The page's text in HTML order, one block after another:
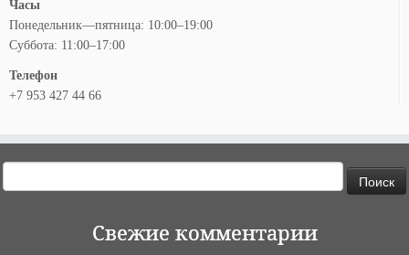
Часы
Понедельник—пятница: 10:00–19:00
Суббота: 11:00–17:00
Телефон
+7 953 427 44 66
Свежие комментарии